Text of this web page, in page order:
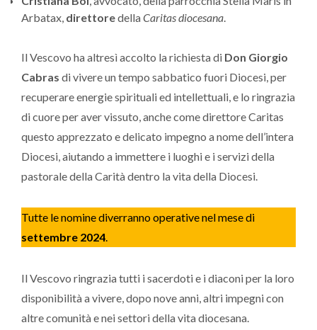
Arbatax, direttoredellaCaritas diocesana
Il Vescovo ha altresì accolto la richiesta di Don Giorgio
Cabras di vivere un tempo sabbatico fuori Diocesi, per
recuperare energie spirituali ed intellettuali, e lo ringrazia
di cuore per aver vissuto, anche come direttore Caritas
questo apprezzato e delicato impegno a nome dell’intera
Diocesi, aiutando a immettere i luoghi e i servizi della
pastorale della Carità dentro la vita della Diocesi.
Tutte le nomine diverranno operative nel mese di
settembre 2024
Il Vescovo ringrazia tutti i sacerdoti e i diaconi per la loro
disponibilità a vivere, dopo nove anni, altri impegni con
altre comunità e nei settori della vita diocesana.